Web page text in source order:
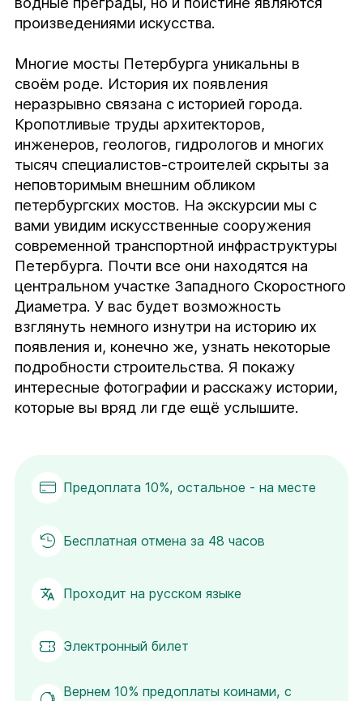
произведениями искусства.
Многие мосты Петербурга уникальны в
своём роде. История их появления
неразрывно связана с историей города.
Кропотливые труды архитекторов,
инженеров, геологов, гидрологов и многих
тысяч специалистов-строителей скрыты за
неповторимым внешним обликом
петербургских мостов. На экскурсии мы с
вами увидим искусственные сооружения
современной транспортной инфраструктуры
Петербурга. Почти все они находятся на
центральном участке Западного Скоростного
Диаметра. У вас будет возможность
взглянуть немного изнутри на историю их
появления и, конечно же, узнать некоторые
подробности строительства. Я покажу
интересные фотографии и расскажу истории,
которые вы вряд ли где ещё услышите.
Предоплата 10%, остальное - на месте
Бесплатная отмена за 48 часов
Проходит на русском языке
Электронный билет
Вернем 10% предоплаты коинами, с